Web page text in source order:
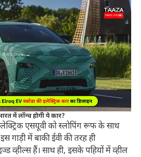
में लॉन्च होगी ये कार?
एसयूवी को स्लोपिंग रूफ के साथ
गाड़ी में बाकी ईवी की तरह ही
व्हील्स हैं। साथ ही, इसके पहियों में व्हील